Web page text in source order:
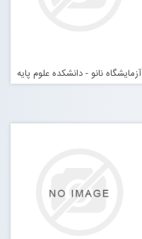
آزمایشگاه نانو - دانشکده علوم پایه